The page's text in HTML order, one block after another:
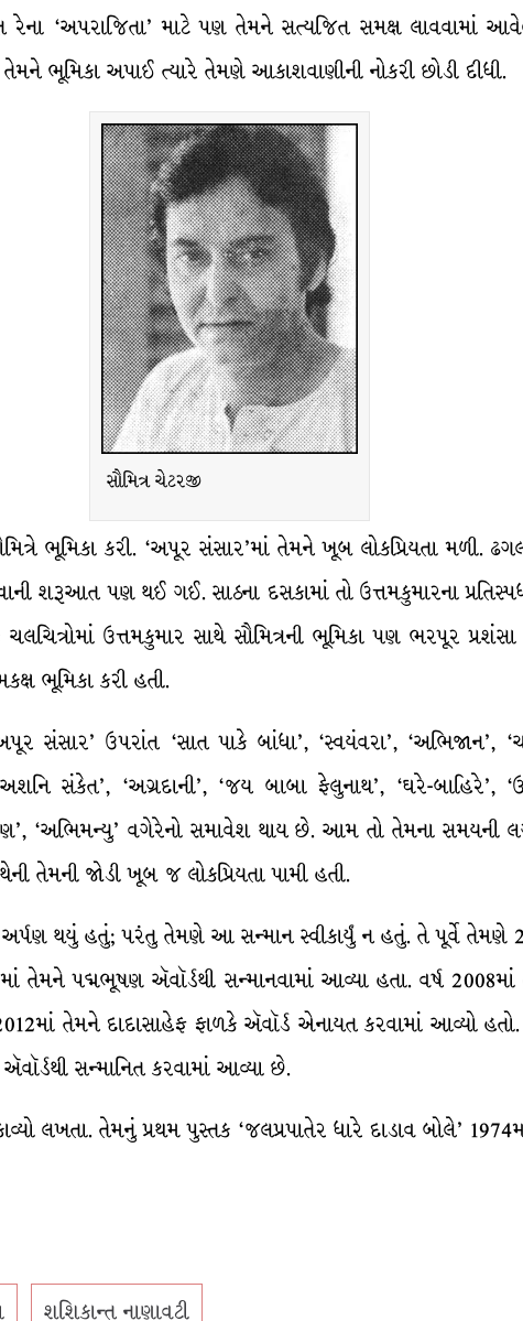
‘અપરાજિતા’ માટે પણ તેમને સત્યજિત સમક્ષ લાવવામાં
ભૂમિકા અપાઈ ત્યારે તેમણે આકાશવાણીની નોકરી છોડી દીધી.
સૌમિત્ર ચેટરજી
ભૂમિકા કરી. ‘અપૂર સંસાર’માં તેમને ખૂબ લોકપ્રિયતા મળી.
શરૂઆત પણ થઈ ગઈ. સાઠના દસકામાં તો ઉત્તમકુમારના
ઉત્તમકુમાર સાથે સૌમિત્રની ભૂમિકા પણ ભરપૂર પ્રશંસા
ભૂમિકા કરી હતી.
સંસાર’ ઉપરાંત ‘સાત પાકે બાંધા’, ‘સ્વયંવરા’, ‘અભિજાન’,
સંકેત’, ‘અગ્રદાની’, ‘જય બાબા ફેલુનાથ’, ‘ઘરે-બાહિરે’,
પાષાણ’, ‘અભિમન્યુ’ વગેરેનો સમાવેશ થાય છે. આમ તો તેમના
તેમની જોડી ખૂબ જ લોકપ્રિયતા પામી હતી.
અર્પણ થયું હતું; પરંતુ તેમણે આ સન્માન સ્વીકાર્યું ન હતું. તે પૂર્વે
તેમને પદ્મભૂષણ ઍવૉર્ડથી સન્માનવામાં આવ્યા હતા. વર્ષ 2008માં
તેમને દાદાસાહેફ ફાળકે ઍવૉર્ડ એનાયત કરવામાં આવ્યો હતો.
ઍવૉર્ડથી સન્માનિત કરવામાં આવ્યા છે.
લખતા. તેમનું પ્રથમ પુસ્તક ‘જલપ્રપાતેર ધારે દાડાવ બોલે’
શશિકાન્ત નાણાવટી